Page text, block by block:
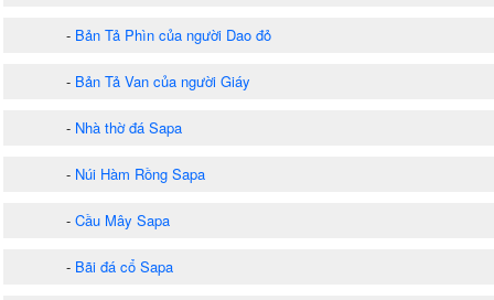
- Bản Tả Phìn của người Dao đỏ
- Bản Tả Van của người Giáy
- Nhà thờ đá Sapa
- Núi Hàm Rồng Sapa
- Cầu Mây Sapa
- Bãi đá cổ Sapa